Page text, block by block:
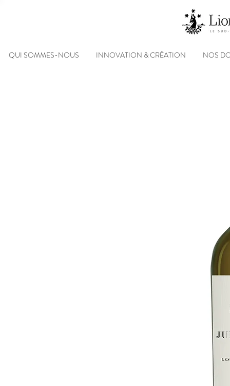
QUI SOMMES-NOUS INNOVATION & CRÉATION NOS